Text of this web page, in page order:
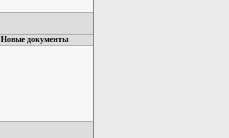
Новые документы